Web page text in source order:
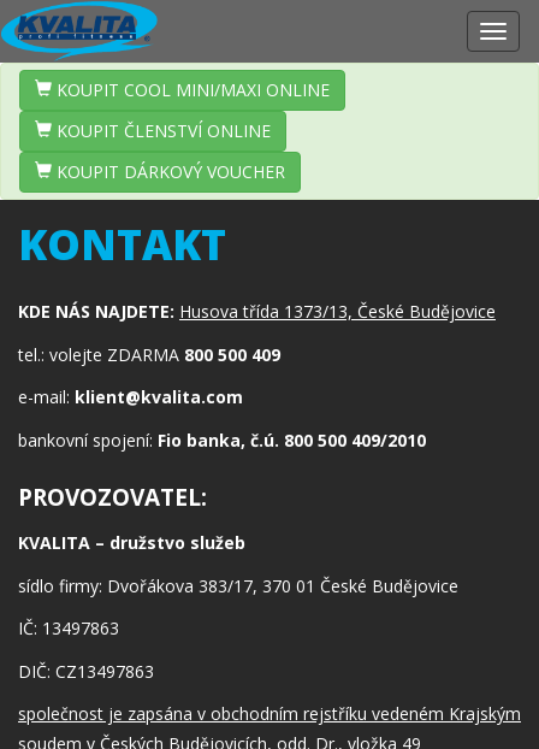
KONTAKT
KDE NÁS NAJDETE: Husova třída 1373/13, České Budějovice
tel.: volejte ZDARMA 800 500 409
e-mail: klient@kvalita.com
bankovní spojení: Fio banka, č.ú. 800 500 409/2010
PROVOZOVATEL:
KVALITA – družstvo služeb
sídlo firmy: Dvořákova 383/17, 370 01 České Budějovice
IČ: 13497863
DIČ: CZ13497863
společnost je zapsána v obchodním rejstříku vedeném Krajským
soudem v Českých Budějovicích, odd. Dr., vložka 49
KOUPIT COOL MINI/MAXI ONLINE
KOUPIT ČLENSTVÍ ONLINE
KOUPIT DÁRKOVÝ VOUCHER